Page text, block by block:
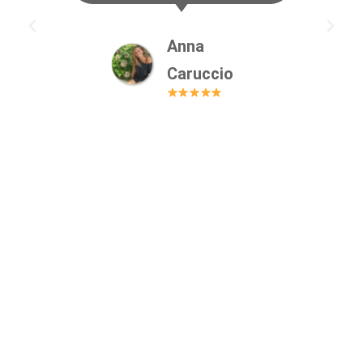
Anna
Caruccio